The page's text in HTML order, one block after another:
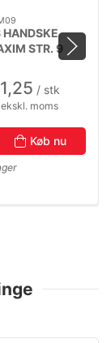
HANDSKE
STR. 9
/ stk
moms
Køb nu